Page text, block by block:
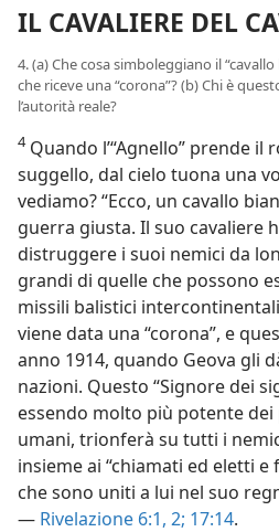
IL CAVALIERE DEL
4. (a) Che cosa simboleggiano il “cavallo
che riceve una “corona”? (b) Chi è
l’autorità reale?
4Quando l’“Agnello” prende il
suggello, dal cielo tuona una
vediamo? “Ecco, un cavallo
guerra giusta. Il suo cavaliere
distruggere i suoi nemici da
grandi di quelle che possono
missili balistici
viene data una “corona”, e
anno 1914, quando Geova gli
nazioni. Questo “Signore dei
essendo molto più potente
umani, trionferà su tutti i
insieme ai “chiamati ed eletti e
che sono uniti a lui nel suo
— Rivelazione 6:1, 2; 17:14.